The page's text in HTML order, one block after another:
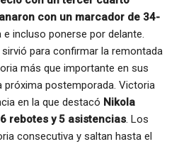
con un marcador de 34-
incluso ponerse por delante.
para confirmar la remontada
más que importante en sus
próxima postemporada. Victoria
en la que destacó Nikola
rebotes y 5 asistencias. Los
consecutiva y saltan hasta el